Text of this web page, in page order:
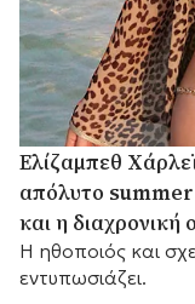
Ελίζαμπεθ
απόλυτο summer
και η διαχρονική
Η ηθοποιός και
εντυπωσιάζει.